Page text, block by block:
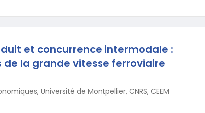
et concurrence intermodale :
de la grande vitesse ferroviaire
Université de Montpellier, CNRS, CEEM